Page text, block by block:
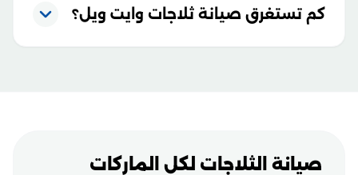
كم تستغرق صيانة ثلاجات وايت ويل؟
صيانة الثلاجات لكل الماركات